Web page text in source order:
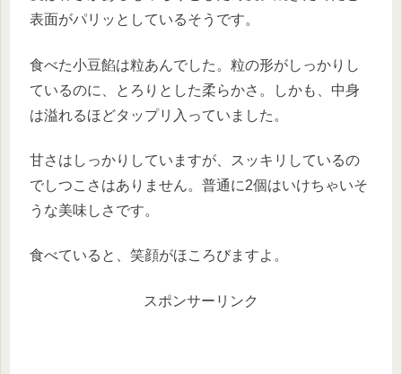
表面がパリッとしているそうです。
食べた小豆餡は粒あんでした。粒の形がしっかりし
ているのに、とろりとした柔らかさ。しかも、中身
は溢れるほどタップリ入っていました。
甘さはしっかりしていますが、スッキリしているの
でしつこさはありません。普通に2個はいけちゃいそ
うな美味しさです。
食べていると、笑顔がほころびますよ。
スポンサーリンク